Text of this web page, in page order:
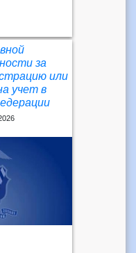
за
или
учет в